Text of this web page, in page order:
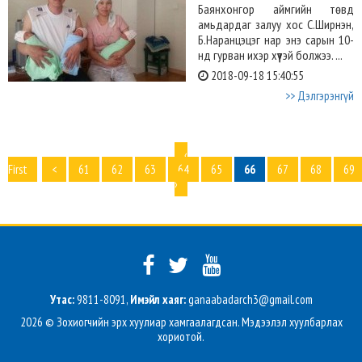
Баянхонгор аймгийн төвд
амьдардаг залуу хос С.Ширнэн,
Б.Наранцэцэг нар энэ сарын 10-
нд гурван ихэр хүүтэй болжээ. ...
2018-09-18 15:40:55
>> Дэлгэрэнгүй
‹
First
< 61 62 63 64 65 66 67 68
69
›
Утас:9811-8091, Имэйл хаяг:ganaabadarch3@gmail.com
2026 © Зохиогчийн эрх хуулиар хамгаалагдсан. Мэдээлэл хуулбарлах
хориотой.